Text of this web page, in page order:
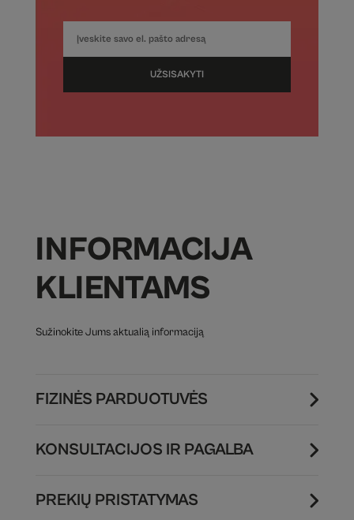
UŽSISAKYTI
INFORMACIJA
KLIENTAMS
Sužinokite Jums aktualią informaciją
FIZINĖS PARDUOTUVĖS
KONSULTACIJOS IR PAGALBA
PREKIŲ PRISTATYMAS